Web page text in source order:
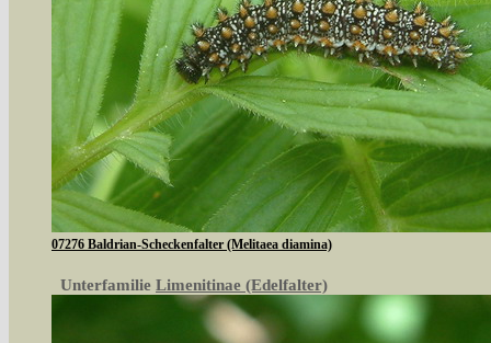
07276 Baldrian-Scheckenfalter (Melitaea diamina)
Unterfamilie Limenitinae (Edelfalter)